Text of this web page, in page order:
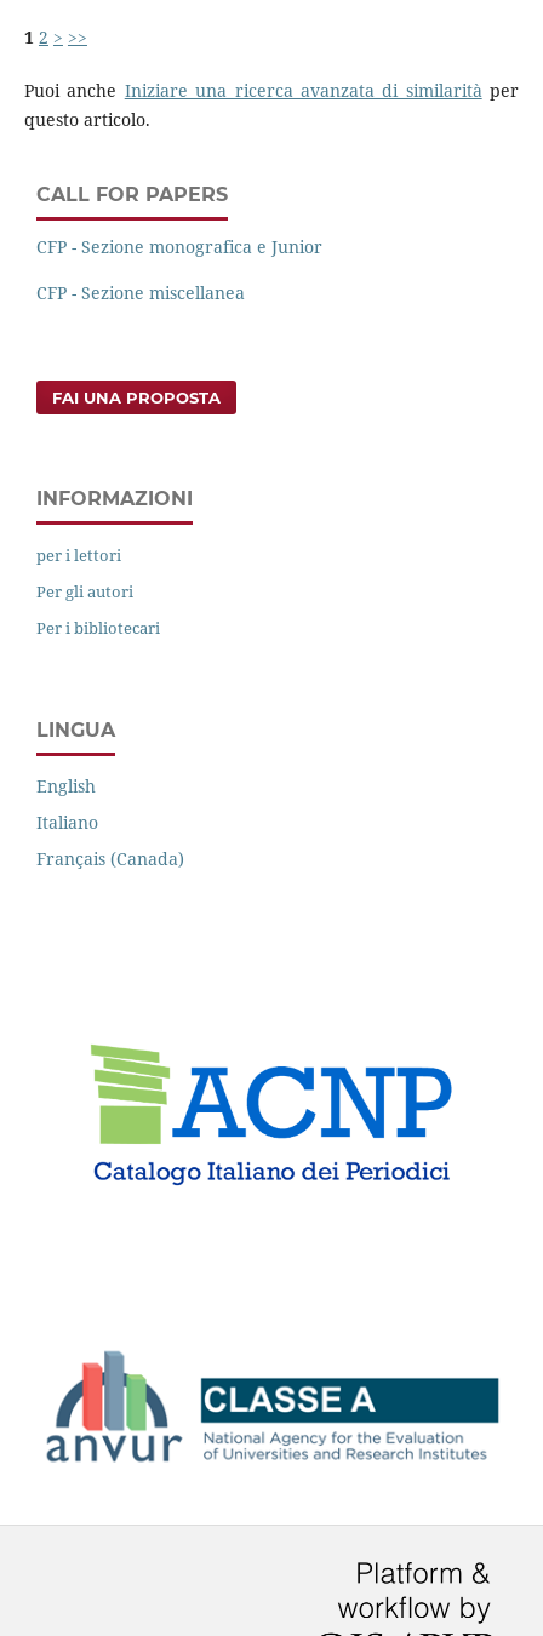
1 2 > >>
Puoi anche Iniziare una ricerca avanzata di similaritàper
questo articolo.
CALL FOR PAPERS
CFP - Sezione monografica e Junior
CFP - Sezione miscellanea
FAI UNA PROPOSTA
INFORMAZIONI
per i lettori
Per gli autori
Per i bibliotecari
LINGUA
English
Italiano
Français (Canada)